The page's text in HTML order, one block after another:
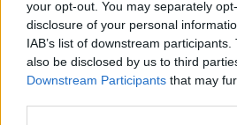
your opt-out. You may separately
disclosure of your personal
IAB’s list of downstream
also be disclosed by us to third
Downstream Participants that may
przewodnika, a nawet
gdzieś na stepach Kozłowa,
najbardziej zwracają uwagę
Zachwyca go bowiem
którym potem dowiadujemy